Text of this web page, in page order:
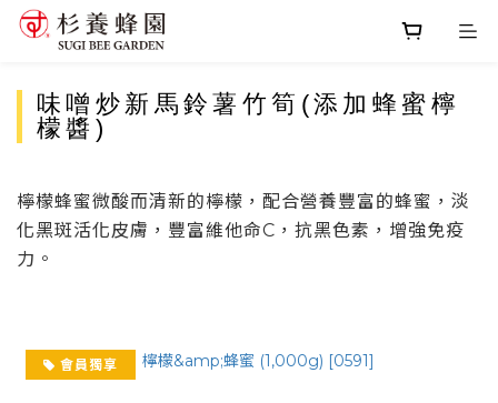
味噌炒新馬鈴薯竹筍(添加蜂蜜檸
檬醬)
檸檬蜂蜜微酸而清新的檸檬，配合營養豐富的蜂蜜，淡
化黑斑活化皮膚，豐富維他命C，抗黑色素，增強免疫
力。
會員獨享